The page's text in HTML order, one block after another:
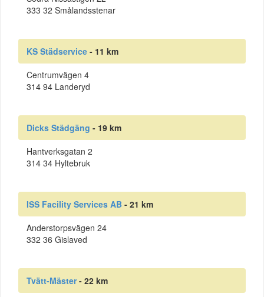
333 32 Smålandsstenar
KS Städservice - 11 km
Centrumvägen 4
314 94 Landeryd
Dicks Städgäng - 19 km
Hantverksgatan 2
314 34 Hyltebruk
ISS Facility Services AB - 21 km
Anderstorpsvägen 24
332 36 Gislaved
Tvätt-Mäster- 22 km